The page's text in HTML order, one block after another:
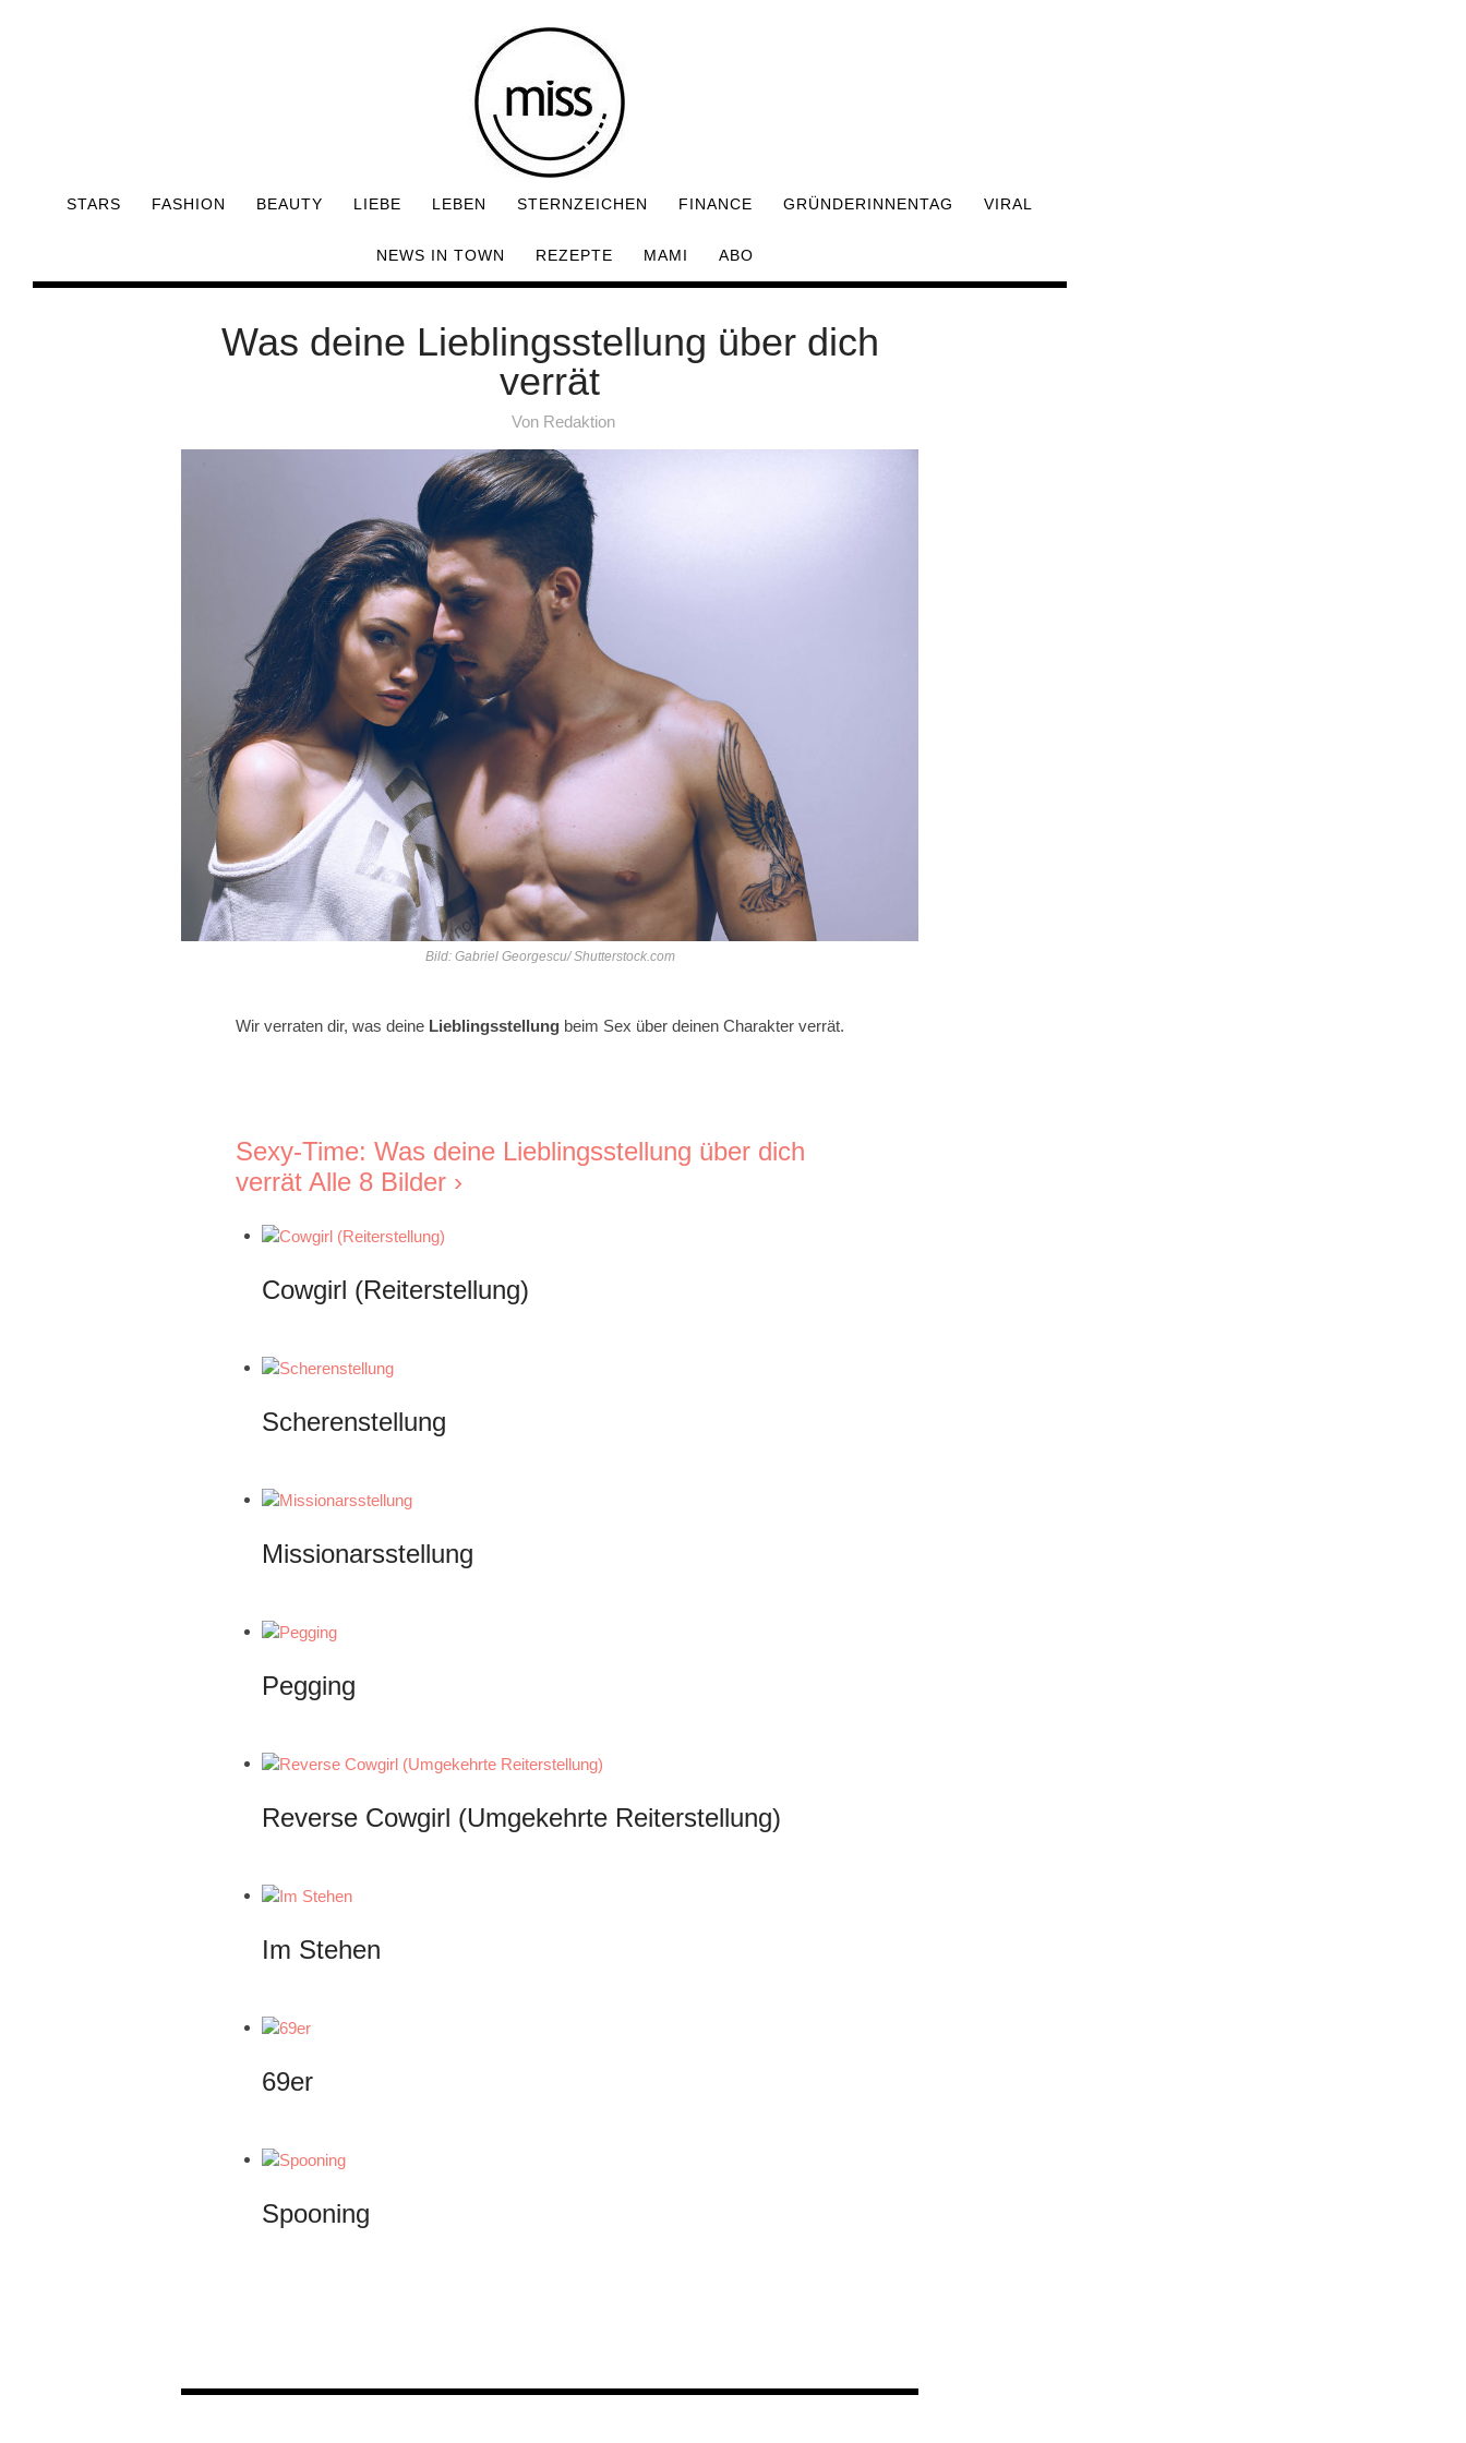
STARS FASHION BEAUTY LIEBE LEBEN STERNZEICHEN FINANCE GRÜNDERINNENTAG VIRAL
NEWS IN TOWN REZEPTE MAMI ABO
Was deine Lieblingsstellung über dich
verrät
Von Redaktion
Bild: Gabriel Georgescu/ Shutterstock.com
Wir verraten dir, was deine Lieblingsstellung beim Sex über deinen Charakter verrät.
Sexy-Time: Was deine Lieblingsstellung über dich
verrät Alle 8 Bilder ›
Cowgirl (Reiterstellung)
Scherenstellung
Missionarsstellung
Pegging
Reverse Cowgirl (Umgekehrte Reiterstellung)
Im Stehen
69er
Spooning